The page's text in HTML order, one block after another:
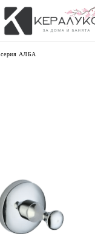
серия АЛБА